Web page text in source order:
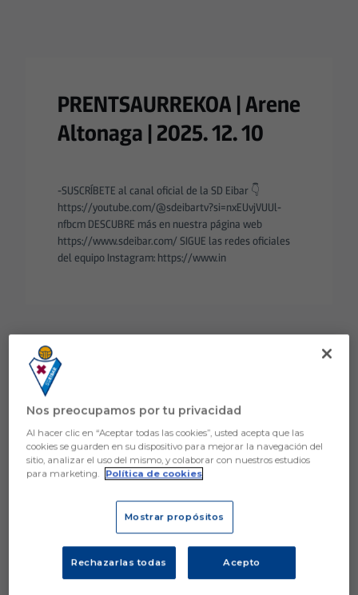
PRENTSAURREKOA | Arene
Altonaga | 2025. 12. 10
-SUSCRÍBETE al canal oficial de la SD Eibar 👇
https://youtube.com/@sdeibartv?si=nxEUvjVUUl-
nfbcm DESCUBRE más en nuestra página web
https://www.sdeibar.com/ SIGUE las redes oficiales
del equipo Instagram: https://www.in
Aún no hay reacciones. ¡Sé el primero!
Nos preocupamos por tu privacidad
Al hacer clic en “Aceptar todas las cookies”, usted acepta que las
cookies se guarden en su dispositivo para mejorar la navegación del
sitio, analizar el uso del mismo, y colaborar con nuestros estudios
para marketing.
Política de cookies
Mostrar propósitos
Rechazarlas todas Acepto